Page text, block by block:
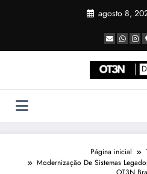
agosto 8,
Página inicial
Modernização De Sistemas